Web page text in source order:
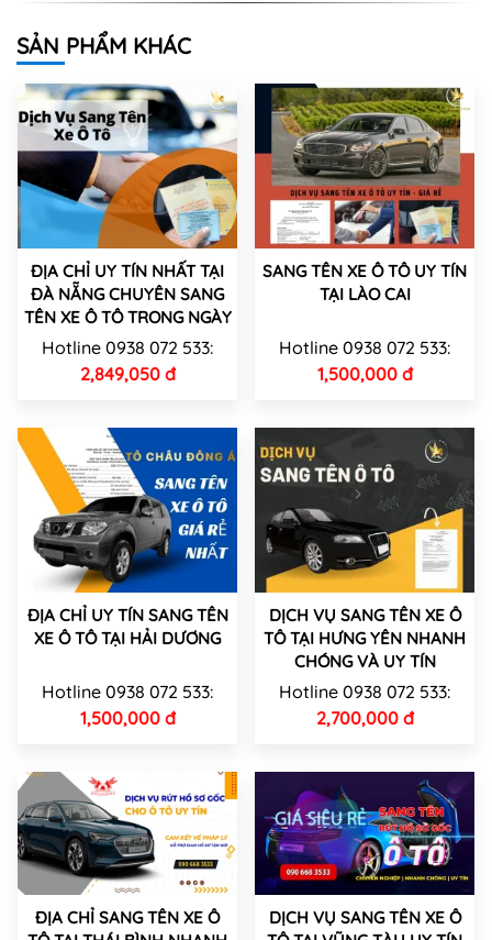
SẢN PHẨM KHÁC
ĐỊA CHỈ UY TÍN NHẤT TẠI
ĐÀ NẴNG CHUYÊN SANG
TÊN XE Ô TÔ TRONG NGÀY
Hotline 0938 072 533:
2,849,050 đ
SANG TÊN XE Ô TÔ UY TÍN
TẠI LÀO CAI
Hotline 0938 072 533:
1,500,000 đ
ĐỊA CHỈ UY TÍN SANG TÊN
XE Ô TÔ TẠI HẢI DƯƠNG
Hotline 0938 072 533:
1,500,000 đ
DỊCH VỤ SANG TÊN XE Ô
TÔ TẠI HƯNG YÊN NHANH
CHÓNG VÀ UY TÍN
Hotline 0938 072 533:
2,700,000 đ
ĐỊA CHỈ SANG TÊN XE Ô
DỊCH VỤ SANG TÊN XE Ô